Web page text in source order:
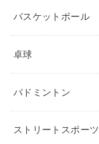
バスケットボール
卓球
バドミントン
ストリートスポーツ